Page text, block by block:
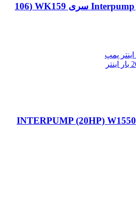
پمپ پیستونی 150بار Interpump سری WK159 (106
پمپ سمپاش 150بار INTERPUMP (20HP) W1550